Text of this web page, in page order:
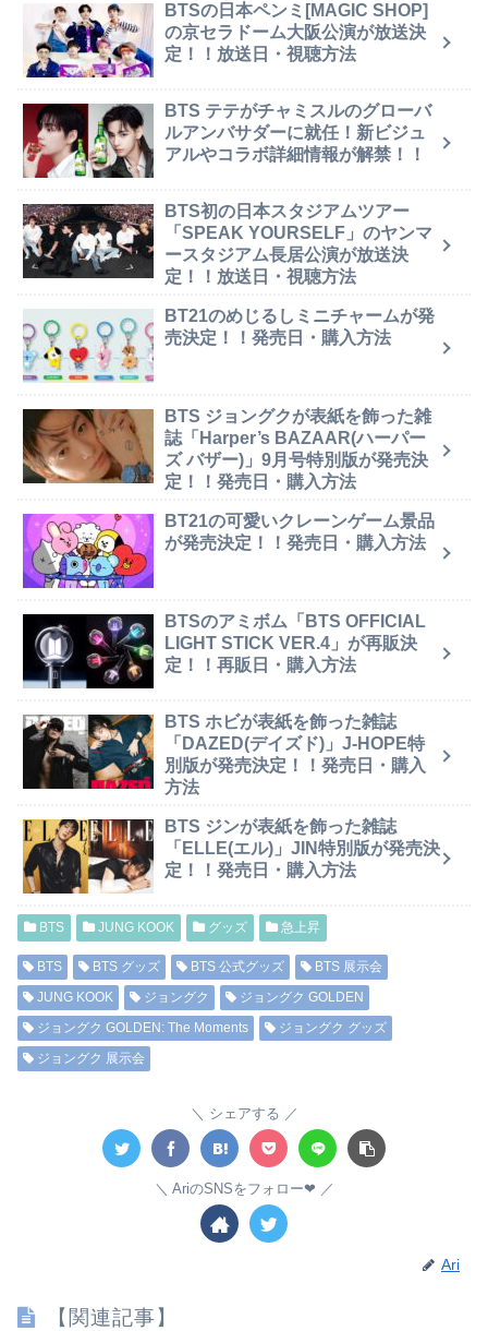
BTSの日本ペンミ[MAGIC SHOP]
の京セラドーム大阪公演が放送決
定！！放送日・視聴方法
BTS テテがチャミスルのグローバ
ルアンバサダーに就任！新ビジュ
アルやコラボ詳細情報が解禁！！
BTS初の日本スタジアムツアー
「SPEAK YOURSELF」のヤンマ
ースタジアム長居公演が放送決
定！！放送日・視聴方法
BT21のめじるしミニチャームが発
売決定！！発売日・購入方法
BTS ジョングクが表紙を飾った雑
誌「Harper’s BAZAAR(ハーパー
ズ バザー)」9月号特別版が発売決
定！！発売日・購入方法
BT21の可愛いクレーンゲーム景品
が発売決定！！発売日・購入方法
BTSのアミボム「BTS OFFICIAL
LIGHT STICK VER.4」が再販決
定！！再販日・購入方法
BTS ホビが表紙を飾った雑誌
「DAZED(デイズド)」J-HOPE特
別版が発売決定！！発売日・購入
方法
BTS ジンが表紙を飾った雑誌
「ELLE(エル)」JIN特別版が発売決
定！！発売日・購入方法
BTS JUNG KOOK グッズ 急上昇
BTS BTS グッズ BTS 公式グッズ
BTS 展示会
JUNG KOOK
ジョングク
ジョングク GOLDEN
ジョングク GOLDEN: The Moments
ジョングク グッズ
ジョングク 展示会
シェアする
AriのSNSをフォロー❤︎
Ari
【関連記事】